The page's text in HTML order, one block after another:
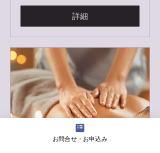
詳細
お問合せ・お申込み